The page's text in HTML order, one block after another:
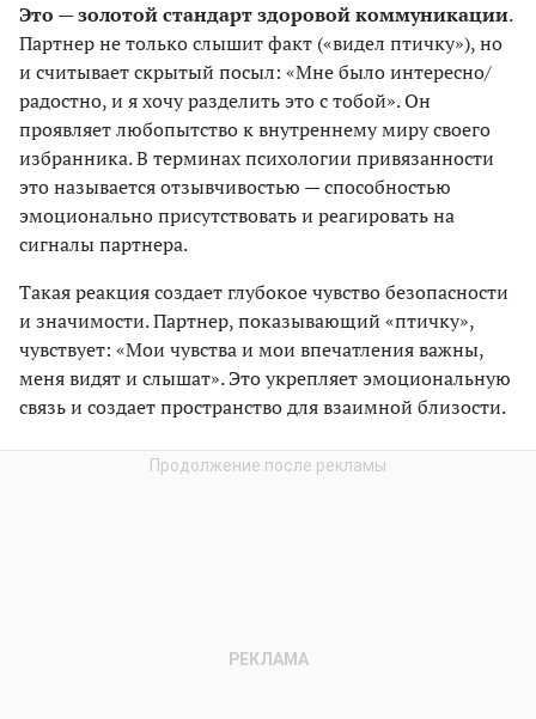
Это — золотой стандарт здоровой коммуникации.
Партнер не только слышит факт («видел птичку»), но
и считывает скрытый посыл: «Мне было интересно/
радостно, и я хочу разделить это с тобой». Он
проявляет любопытство к внутреннему миру своего
избранника. В терминах психологии привязанности
это называется отзывчивостью — способностью
эмоционально присутствовать и реагировать на
сигналы партнера.
Такая реакция создает глубокое чувство безопасности
и значимости. Партнер, показывающий «птичку»,
чувствует: «Мои чувства и мои впечатления важны,
меня видят и слышат». Это укрепляет эмоциональную
связь и создает пространство для взаимной близости.